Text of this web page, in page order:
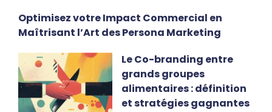
Optimisez votre Impact Commercial en
Maîtrisant l’Art des Persona Marketing
Le Co-branding entre
grands groupes
alimentaires : définition
et stratégies gagnantes